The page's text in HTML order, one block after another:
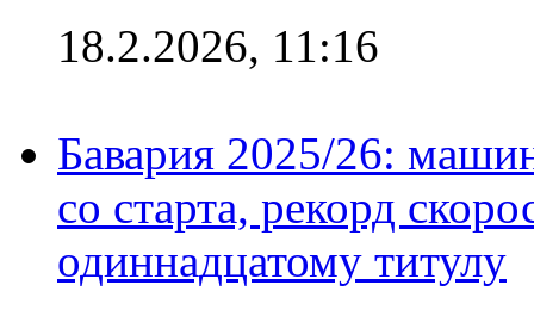
18.2.2026, 11:16
Бавария 2025/26:
со старта, рекорд
одиннадцатому титулу